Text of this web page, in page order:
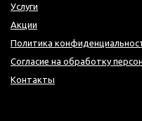
Услуги
Акции
Политика
Согласие на обработку
Контакты